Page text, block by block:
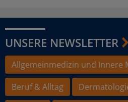
UNSERE NEWSLETTER
Allgemeinmedizin und Innere
Beruf & Alltag